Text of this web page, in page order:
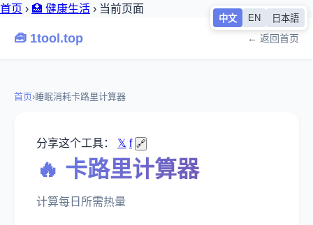
中文 EN 日本語
首页 › 🏥 健康生活 › 当前页面
🧰 1tool.top ← 返回首页
首页›睡眠消耗卡路里计算器
分享这个工具： 𝕏 f 🔗
🔥 卡路里计算器
计算每日所需热量